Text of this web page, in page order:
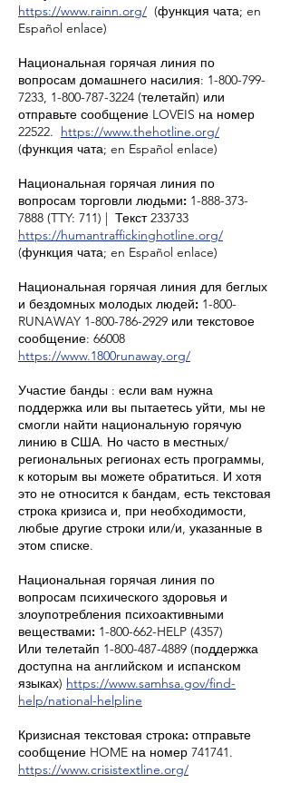
https://www.rainn.org/ (функция чата; en
Español enlace)
Национальная горячая линия по
вопросам домашнего насилия: 1-800-799-
7233, 1-800-787-3224 (телетайп) или
отправьте сообщение LOVEIS на номер
22522. https://www.thehotline.org/
(функция чата; en Español enlace)
Национальная горячая линия по
вопросам торговли людьми: 1-888-373-
7888 (TTY: 711) | Текст 233733
https://humantraffickinghotline.org/
(функция чата; en Español enlace)
Национальная горячая линия для беглых
и бездомных молодых людей: 1-800-
RUNAWAY 1-800-786-2929 или текстовое
сообщение: 66008
https://www.1800runaway.org/
Участие банды : если вам нужна
поддержка или вы пытаетесь уйти, мы не
смогли найти национальную горячую
линию в США. Но часто в местных/
региональных регионах есть программы,
к которым вы можете обратиться. И хотя
это не относится к бандам, есть текстовая
строка кризиса и, при необходимости,
любые другие строки или/и, указанные в
этом списке.
Национальная горячая линия по
вопросам психического здоровья и
злоупотребления психоактивными
веществами: 1-800-662-HELP (4357)
Или телетайп 1-800-487-4889 (поддержка
доступна на английском и испанском
языках) https://www.samhsa.gov/find-
help/national-helpline
Кризисная текстовая строка: отправьте
сообщение HOME на номер 741741.
https://www.crisistextline.org/